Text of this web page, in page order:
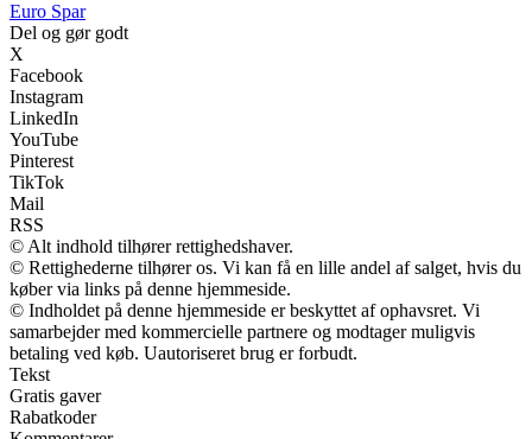
Euro Spar
Del og gør godt
X
Facebook
Instagram
LinkedIn
YouTube
Pinterest
TikTok
Mail
RSS
© Alt indhold tilhører rettighedshaver.
© Rettighederne tilhører os. Vi kan få en lille andel af salget, hvis du
køber via links på denne hjemmeside.
© Indholdet på denne hjemmeside er beskyttet af ophavsret. Vi
samarbejder med kommercielle partnere og modtager muligvis
betaling ved køb. Uautoriseret brug er forbudt.
Tekst
Gratis gaver
Rabatkoder